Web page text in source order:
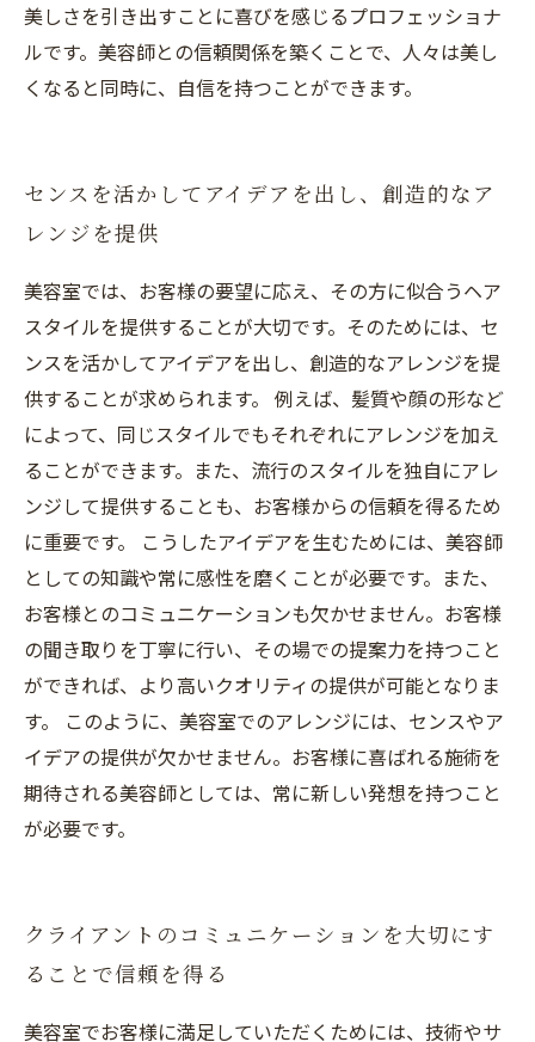
美しさを引き出すことに喜びを感じるプロフェッショナ
ルです。美容師との信頼関係を築くことで、人々は美し
くなると同時に、自信を持つことができます。
センスを活かしてアイデアを出し、創造的なア
レンジを提供
美容室では、お客様の要望に応え、その方に似合うヘア
スタイルを提供することが大切です。そのためには、セ
ンスを活かしてアイデアを出し、創造的なアレンジを提
供することが求められます。 例えば、髪質や顔の形など
によって、同じスタイルでもそれぞれにアレンジを加え
ることができます。また、流行のスタイルを独自にアレ
ンジして提供することも、お客様からの信頼を得るため
に重要です。 こうしたアイデアを生むためには、美容師
としての知識や常に感性を磨くことが必要です。また、
お客様とのコミュニケーションも欠かせません。お客様
の聞き取りを丁寧に行い、その場での提案力を持つこと
ができれば、より高いクオリティの提供が可能となりま
す。 このように、美容室でのアレンジには、センスやア
イデアの提供が欠かせません。お客様に喜ばれる施術を
期待される美容師としては、常に新しい発想を持つこと
が必要です。
クライアントのコミュニケーションを大切にす
ることで信頼を得る
美容室でお客様に満足していただくためには、技術やサ